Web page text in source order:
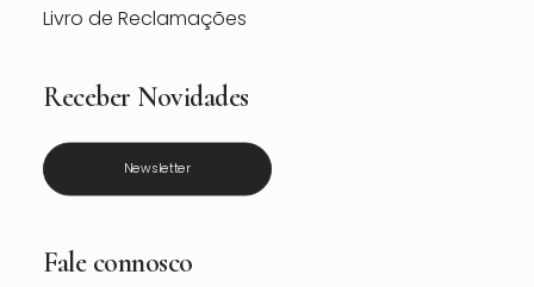
Livro de Reclamações
Receber Novidades
Newsletter
Fale connosco